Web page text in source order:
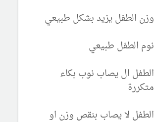
وزن الطفل يزيد بشكل طبيعي
نوم الطفل طبيعي
الطفل ال يصاب نوب بكاء
متكررة
الطفل لا يصاب بنقص وزن او